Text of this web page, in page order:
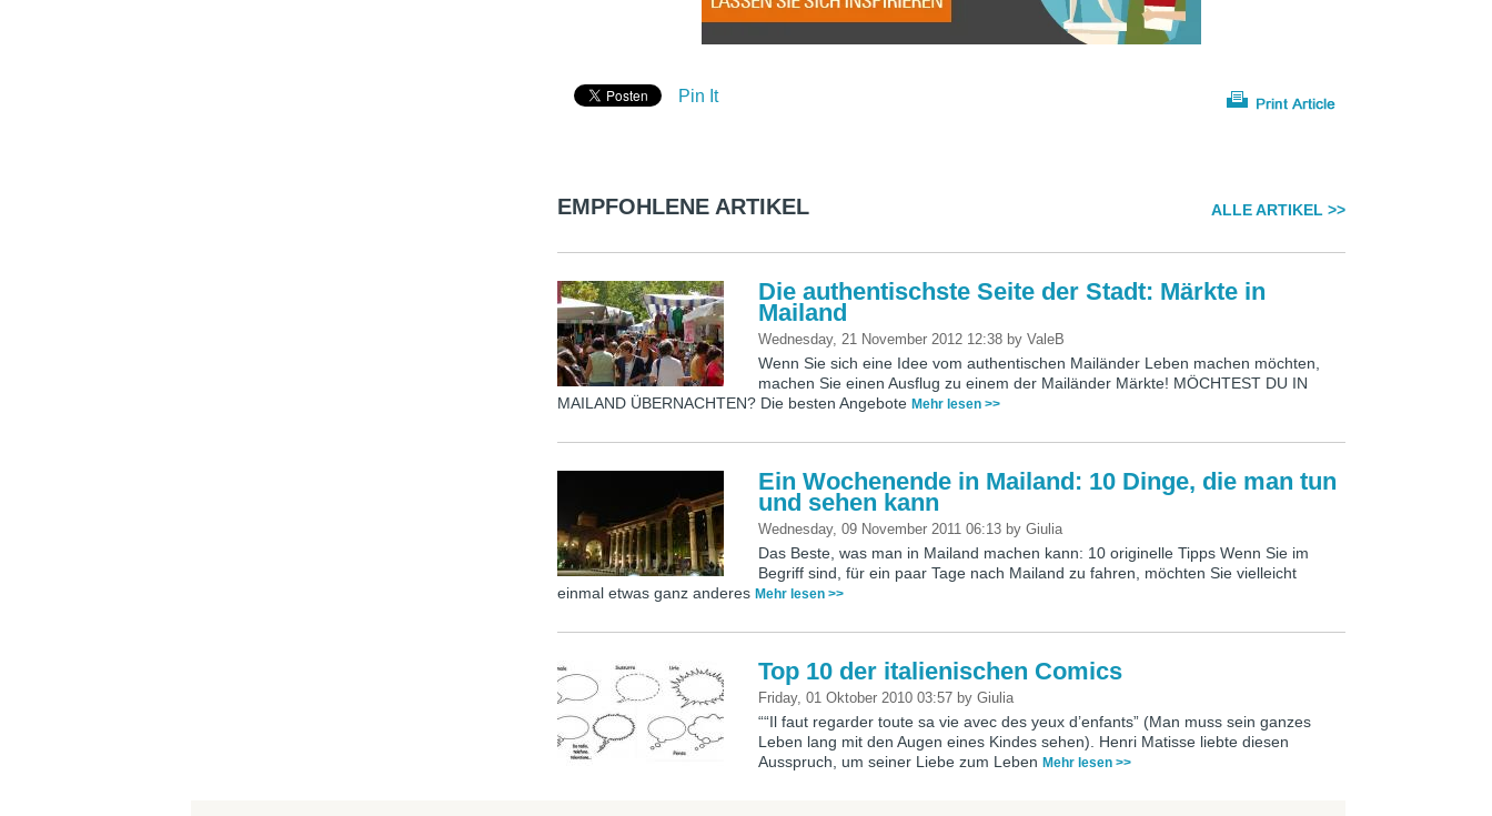
Pin It
EMPFOHLENE ARTIKEL ALLE ARTIKEL >>
Die authentischste Seite der Stadt: Märkte in
Mailand
Wednesday, 21 November 2012 12:38 byValeB
Wenn Sie sich eine Idee vom authentischen Mailänder Leben machen möchten,
machen Sie einen Ausflug zu einem der Mailänder Märkte! MÖCHTEST DU IN
MAILAND ÜBERNACHTEN? Die besten Angebote Mehr lesen >>
Ein Wochenende in Mailand: 10 Dinge, die man tun
und sehen kann
Wednesday, 09 November 2011 06:13 byGiulia
Das Beste, was man in Mailand machen kann: 10 originelle Tipps Wenn Sie im
Begriff sind, für ein paar Tage nach Mailand zu fahren, möchten Sie vielleicht
einmal etwas ganz anderes Mehr lesen >>
Top 10 der italienischen Comics
Friday, 01 Oktober 2010 03:57 byGiulia
““Il faut regarder toute sa vie avec des yeux d’enfants” (Man muss sein ganzes
Leben lang mit den Augen eines Kindes sehen). Henri Matisse liebte diesen
Ausspruch, um seiner Liebe zum LebenMehr lesen >>